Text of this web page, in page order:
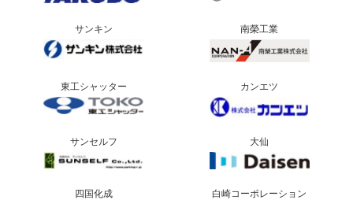
サンキン 南榮工業
東工シャッター カンエツ
サンセルフ 大仙
四国化成 白崎コーポレーション